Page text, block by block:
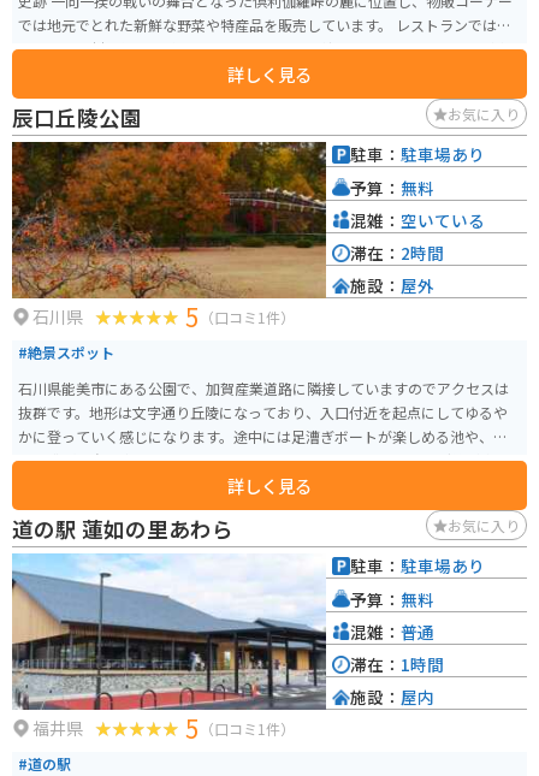
では地元でとれた新鮮な野菜や特産品を販売しています。 レストランでは、
地元産の食材を使った料理や、加賀百万石の伝統を感じさせるメニューが楽
で安心です。倶利伽羅峠はワインディングロードとしても人気があり、周辺
には「倶利伽羅不動寺」などの観光スポットも点在しているので、ツーリン
グの拠点としても最適です。 特産品としては、霊峰白山の伏流水を使った
「菊姫」や「天狗舞」などの地酒や、地元産の食材を使った和菓子などが人
気です。道の駅で販売されているので、旅の思い出にいかがでしょうか。
詳しく見る
辰口丘陵公園 お気に入り
石川県 5 （口コミ1件）
#絶景スポット
石川県能美市にある公園で、加賀産業道路に隣接していますのでアクセスは
抜群です。地形は文字通り丘陵になっており、入口付近を起点にしてゆるや
かに登っていく感じになります。途中には足漕ぎボートが楽しめる池や、二
人で漕げる自転車やミニジェットコースター、ちびっこレーシング等が楽し
める広い公園などがあり、1日中楽しむことができます。なお、園内を通る道
路は一方通行ですので、入口からいったん入場すると途中で逆方向には行け
ませんので注意が必要です。
詳しく見る
駐車： 駐車場あり
予算： 無料
混雑： 空いている
滞在： 2時間
施設： 屋外
道の駅 蓮如の里あわら お気に入り
福井県 5 （口コミ1件）
#道の駅
駐車： 駐車場あり
予算： 無料
混雑： 普通
滞在： 1時間
施設： 屋内